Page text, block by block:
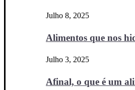
Julho 8, 2025
Alimentos que nos
Julho 3, 2025
Afinal, o que é um